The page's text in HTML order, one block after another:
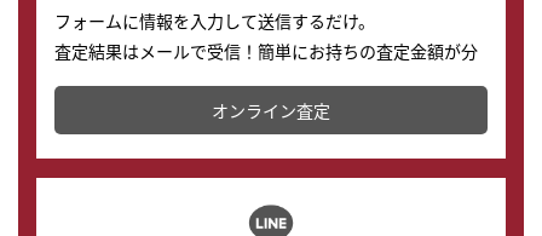
フォームに情報を入力して送信するだけ。
査定結果はメールで受信！簡単にお持ちの査定金額が分
かります。
オンライン査定